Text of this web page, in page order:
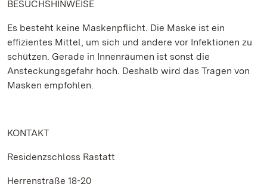
BESUCHSHINWEISE
Es besteht keine Maskenpflicht. Die Maske ist ein
effizientes Mittel, um sich und andere vor Infektionen zu
schützen. Gerade in Innenräumen ist sonst die
Ansteckungsgefahr hoch. Deshalb wird das Tragen von
Masken empfohlen.
KONTAKT
Residenzschloss Rastatt
Herrenstraße 18-20